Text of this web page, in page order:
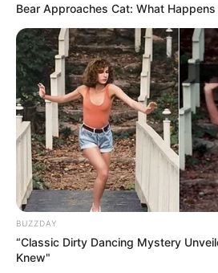
Bear Approaches Cat: What
BUZZDAY
“Classic Dirty Dancing Mystery
Knew"